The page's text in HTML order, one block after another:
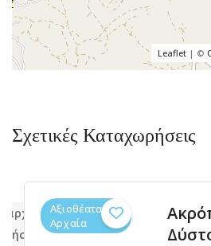
Leaflet | ©
Σχετικές Καταχωρήσεις
ακόμα
Αξιοθέατα,
Αρχαία